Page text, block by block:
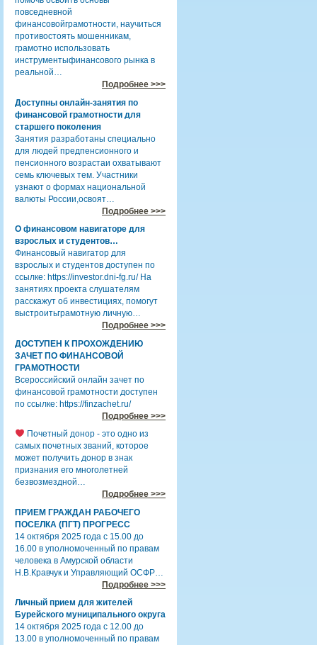
повседневной
финансовойграмотности, научиться
противостоять мошенникам,
грамотно использовать
инструментыфинансового рынка в
реальной…
Подробнее >>>
Доступны онлайн-занятия по
финансовой грамотности для
старшего поколения
Занятия разработаны специально
для людей предпенсионного и
пенсионного возрастаи охватывают
семь ключевых тем. Участники
узнают о формах национальной
валюты России,освоят…
Подробнее >>>
О финансовом навигаторе для
взрослых и студентов…
Финансовый навигатор для
взрослых и студентов доступен по
ссылке: https://investor.dni-fg.ru/ На
занятиях проекта слушателям
расскажут об инвестициях, помогут
выстроитьграмотную личную…
Подробнее >>>
ДОСТУПЕН К ПРОХОЖДЕНИЮ
ЗАЧЕТ ПО ФИНАНСОВОЙ
ГРАМОТНОСТИ
Всероссийский онлайн зачет по
финансовой грамотности доступен
по ссылке: https://finzachet.ru/
Подробнее >>>
Почетный донор - это одно из
самых почетных званий, которое
может получить донор в знак
признания его многолетней
безвозмездной…
Подробнее >>>
ПРИЕМ ГРАЖДАН РАБОЧЕГО
ПОСЕЛКА (ПГТ) ПРОГРЕСС
14 октября 2025 года с 15.00 до
16.00 в уполномоченный по правам
человека в Амурской области
Н.В.Кравчук и Управляющий ОСФР…
Подробнее >>>
Личный прием для жителей
Бурейского муниципального округа
14 октября 2025 года с 12.00 до
13.00 в уполномоченный по правам